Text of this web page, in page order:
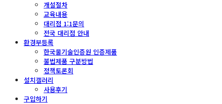
개설절차
교육내용
대리점 1:1문의
전국 대리점 안내
환경부등록
한국물기술인증원 인증제품
불법제품 구분방법
정책토론회
설치갤러리
사용후기
구입하기